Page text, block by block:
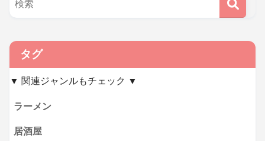
タグ
▼ 関連ジャンルもチェック ▼
ラーメン
居酒屋